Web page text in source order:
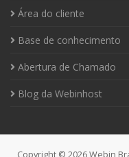
Área do cliente
Base de conhecimento
Abertura de Chamado
Blog da Webinhost
Copyright © 2026 Webin